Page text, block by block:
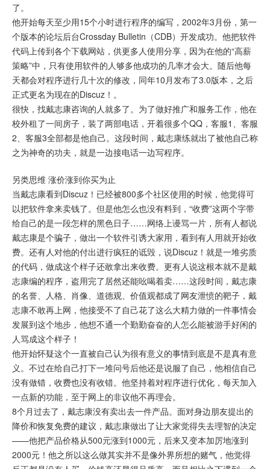
了。
他开始每天至少用15个小时进行程序的编写，2002年3月份，第一
个版本的论坛后台Crossday Bulletin（CDB）开发成功。他把软件
代码上传到各个下载网站，供更多人使用分享，因为在他的“高薪
策略”中，只有使用软件的人够多他成功的几率才会大。随后他每
天都会对程序进行几十次的修改，同年10月发布了3.0版本，之后
正式更名为现在的Discuz！。
很快，找戴志康咨询的人就多了。为了做好推广和服务工作，他在
校外租了一间房子，装了两部电话，开着很多个QQ，客服1、客服
2、客服3全部都是他自己。这段时间，戴志康练就出了被他自己称
之为神奇的功夫，就是一边接电话一边写程序。
另类思维 涨价涨到你买为止
当戴志康看到Discuz！已经被800多个社区使用的时候，他觉得可
以把软件拿来卖钱了。但是他怎么也没有料到，“收费”这两个字带
给自己的是一段怎样的黑色日子……网络上谩骂一片，所有人都说
戴志康是个骗子，做出一个软件引诱大家用，看到有人用就开始收
费。还有人对他的付出进行疯狂的诋毁，说Discuz！就是一堆劣质
的代码，做成这个样子还敢拿出来收费。更有人说这根本就不是戴
志康编的程序，盗用完了居然还能吆喝着卖……这段时间，戴志康
的名誉、人格、肖像、道德观、价值观都成了网友泄愤的靶子，戴
志康不敢再上网，他接受不了自己花了这么大精力做的一件事情会
发展到这个地步，他想不通一个勤勤奋奋的人怎么能被游手好闲的
人骂成这个样子！
他开始怀疑这个一直被自己认为很有意义的事情到底是不是真有意
义。不过在给自己打下一堆问号后他还是说服了自己，他相信自己
没有做错，收费也没有收错。他坚持着对程序进行优化，每天加入
一点新的功能，至于网上的非议他不再理会。
8个月过去了，戴志康没有卖出去一件产品。面对身边朋友提出的
降价和恢复免费的建议，戴志康做出了让大家觉得失去理智的决定
——他把产品价格从500元涨到1000元，后来又变本加厉地涨到
2000元！他之所以这么做其实并不是像外界所想的赌气，他觉得